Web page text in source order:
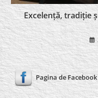
Excelență, tradiție
Pagina de